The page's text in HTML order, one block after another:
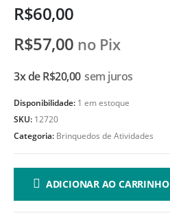
R$60,00
R$57,00 no Pix
3x deR$20,00 sem juros
Disponibilidade: 1 em estoque
SKU: 12720
Categoria: Brinquedos de Atividades
ADICIONAR AO CARRINHO